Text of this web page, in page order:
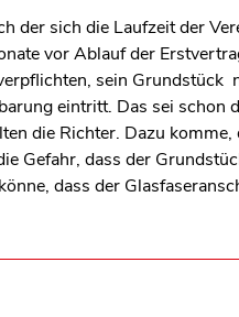
der sich die Laufzeit der
vor Ablauf der
sein Grundstück
eintritt. Das sei schon
die Richter. Dazu komme,
Gefahr, dass der
dass der